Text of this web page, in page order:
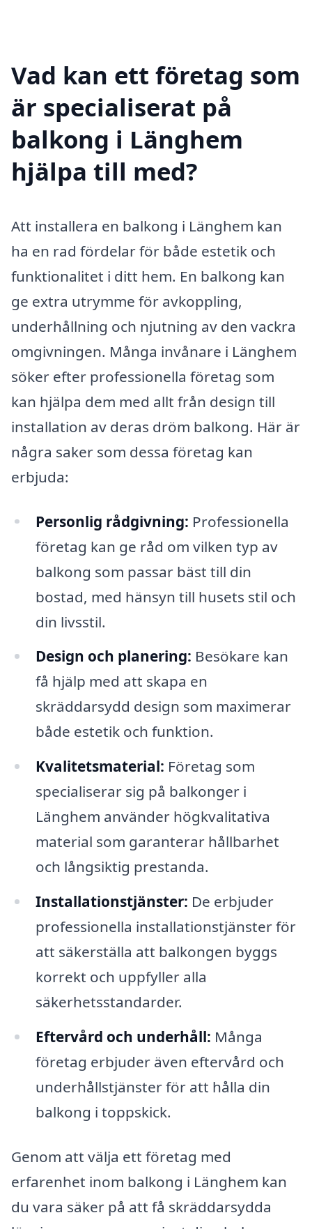
Vad kan ett företag som
är specialiserat på
balkong i Länghem
hjälpa till med?
Att installera en balkong i Länghem kan
ha en rad fördelar för både estetik och
funktionalitet i ditt hem. En balkong kan
ge extra utrymme för avkoppling,
underhållning och njutning av den vackra
omgivningen. Många invånare i Länghem
söker efter professionella företag som
kan hjälpa dem med allt från design till
installation av deras dröm balkong. Här är
några saker som dessa företag kan
erbjuda:
Personlig rådgivning: Professionella
företag kan ge råd om vilken typ av
balkong som passar bäst till din
bostad, med hänsyn till husets stil och
din livsstil.
Design och planering: Besökare kan
få hjälp med att skapa en
skräddarsydd design som maximerar
både estetik och funktion.
Kvalitetsmaterial: Företag som
specialiserar sig på balkonger i
Länghem använder högkvalitativa
material som garanterar hållbarhet
och långsiktig prestanda.
Installationstjänster: De erbjuder
professionella installationstjänster för
att säkerställa att balkongen byggs
korrekt och uppfyller alla
säkerhetsstandarder.
Eftervård och underhåll: Många
företag erbjuder även eftervård och
underhållstjänster för att hålla din
balkong i toppskick.
Genom att välja ett företag med
erfarenhet inom balkong i Länghem kan
du vara säker på att få skräddarsydda